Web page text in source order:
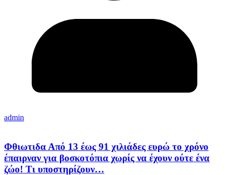
admin
Φθιωτιδα Από 13 έως 91 χιλιάδες ευρώ το χρόνο
έπαιρναν για βοσκοτόπια χωρίς να έχουν ούτε ένα
ζώο! Τι υποστηρίζουν…